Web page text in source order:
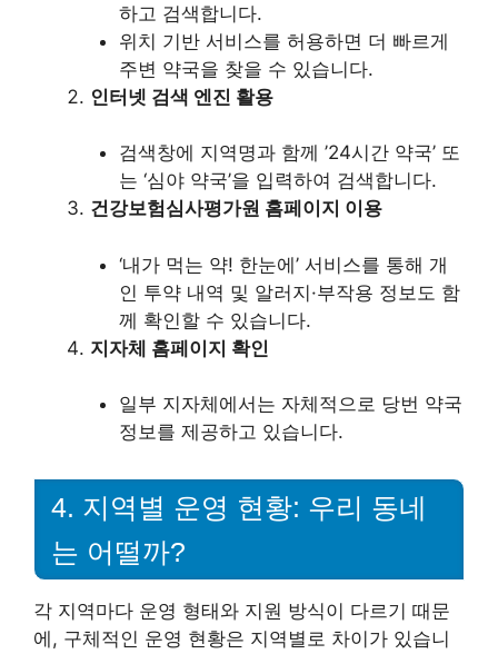
하고 검색합니다.
위치 기반 서비스를 허용하면 더 빠르게
주변 약국을 찾을 수 있습니다.
인터넷 검색 엔진 활용
검색창에 지역명과 함께 ’24시간 약국’ 또
는 ‘심야 약국’을 입력하여 검색합니다.
건강보험심사평가원 홈페이지 이용
‘내가 먹는 약! 한눈에’ 서비스를 통해 개
인 투약 내역 및 알러지·부작용 정보도 함
께 확인할 수 있습니다.
지자체 홈페이지 확인
일부 지자체에서는 자체적으로 당번 약국
정보를 제공하고 있습니다.
4. 지역별 운영 현황: 우리 동네
는 어떨까?
각 지역마다 운영 형태와 지원 방식이 다르기 때문
에, 구체적인 운영 현황은 지역별로 차이가 있습니